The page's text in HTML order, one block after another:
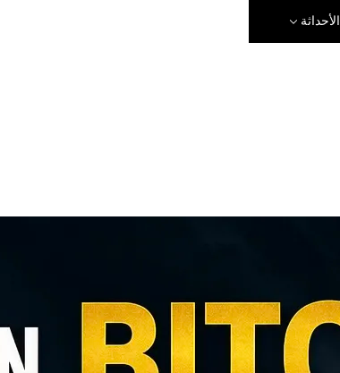
الأحداثة